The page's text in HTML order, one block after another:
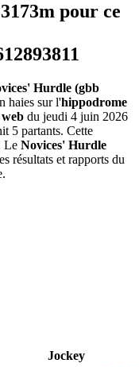
pour ce
Hurdle (gbb
haies sur l'hippodrome
web du jeudi 4 juin 2026
5 partants. Cette
Le Novices' Hurdle
résultats et rapports du
Jockey